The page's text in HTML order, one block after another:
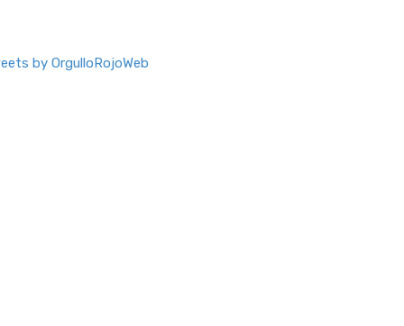
by OrgulloRojoWeb